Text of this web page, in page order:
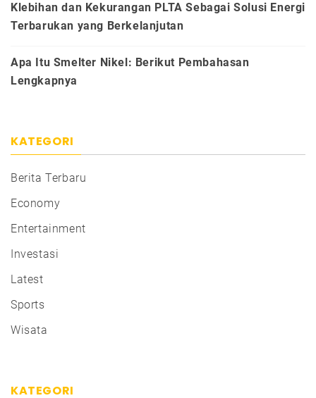
Klebihan dan Kekurangan PLTA Sebagai Solusi Energi
Terbarukan yang Berkelanjutan
Apa Itu Smelter Nikel: Berikut Pembahasan
Lengkapnya
KATEGORI
Berita Terbaru
Economy
Entertainment
Investasi
Latest
Sports
Wisata
KATEGORI